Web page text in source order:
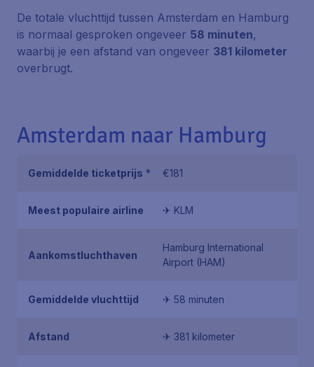
De totale vluchttijd tussen Amsterdam en Hamburg
is normaal gesproken ongeveer 58 minuten,
waarbij je een afstand van ongeveer 381 kilometer
overbrugt.
Amsterdam naar Hamburg
Gemiddelde ticketprijs * €181
Meest populaire airline ✈ KLM
Aankomstluchthaven
Hamburg International
Airport (HAM)
Gemiddelde vluchttijd ✈ 58 minuten
Afstand ✈ 381 kilometer